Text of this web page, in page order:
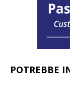
POTREBBE